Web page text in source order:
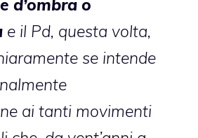
d’ombra o
e il Pd, questa volta,
se intende
ai tanti movimenti